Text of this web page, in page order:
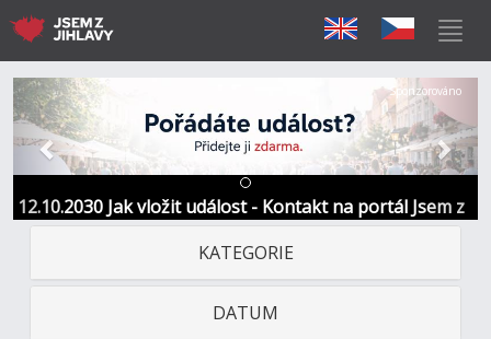
12.10.2030 Jak vložit událost - Kontakt na portál Jsem z
Jihlavy
Předchozí Další
Sponzorováno
KATEGORIE
DATUM